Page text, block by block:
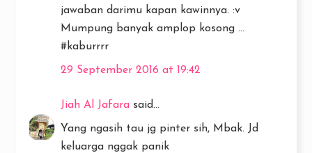
jawaban darimu kapan kawinnya. :v
Mumpung banyak amplop kosong ...
#kaburrrr
29 September 2016 at 19:42
Jiah Al Jafara said...
Yang ngasih tau jg pinter sih, Mbak. Jd
keluarga nggak panik